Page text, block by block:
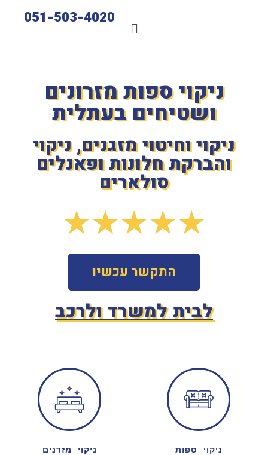
051-503-4020
ניקוי ספות מזרונים
ושטיחים בעתלית
ניקוי וחיטוי מזגנים, ניקוי
והברקת חלונות ופאנלים
סולארים
★
★
★
★
★
התקשר עכשיו
לבית למשרד ולרכב
ניקוי ספות ניקוי מזרנים